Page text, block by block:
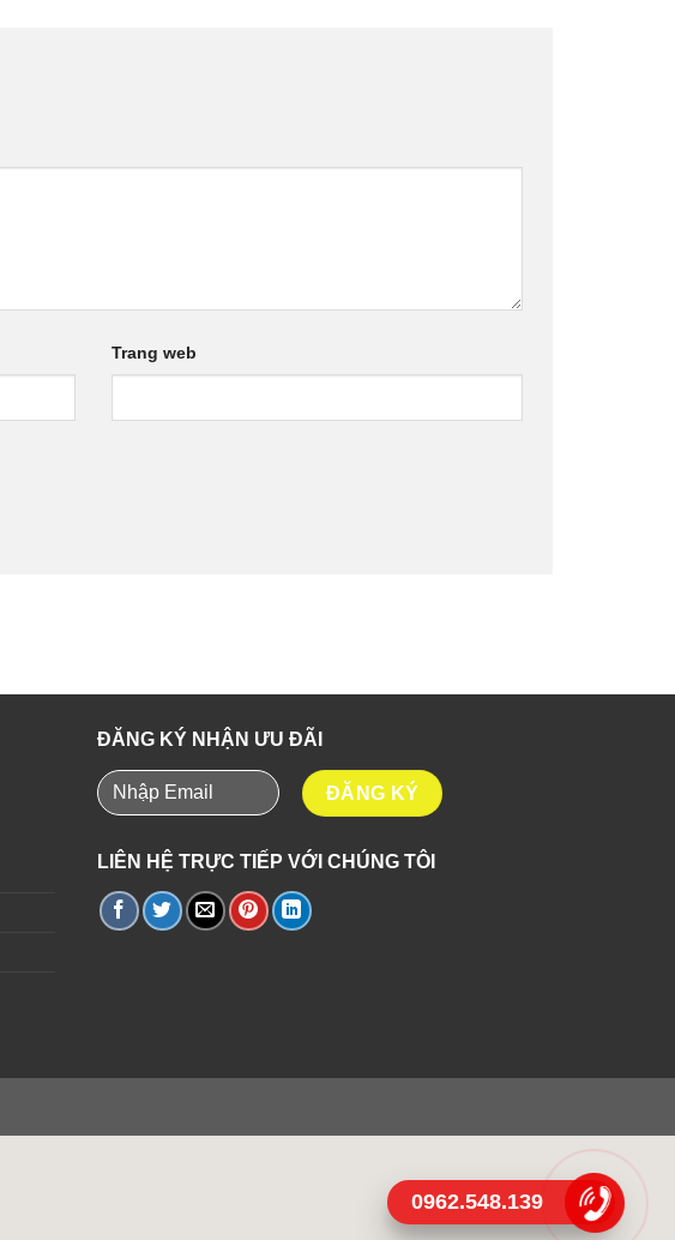
Trang web
ĐĂNG KÝ NHẬN ƯU ĐÃI
LIÊN HỆ TRỰC TIẾP VỚI CHÚNG TÔI
0962.548.139